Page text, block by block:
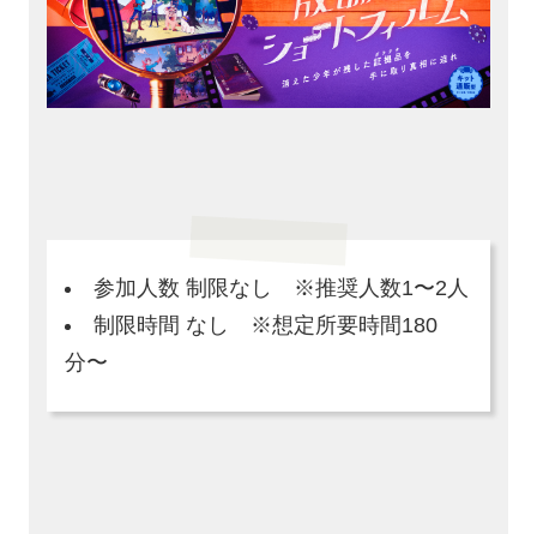
参加人数 制限なし ※推奨人数1〜2人
制限時間 なし ※想定所要時間180
分〜